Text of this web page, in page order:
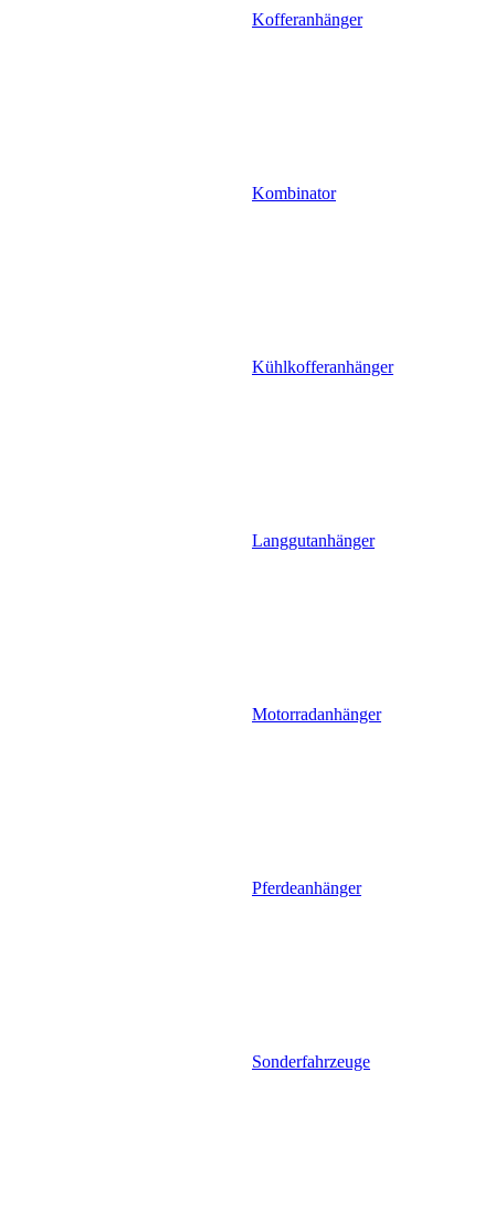
Kofferanhänger
Kombinator
Kühlkofferanhänger
Langgutanhänger
Motorradanhänger
Pferdeanhänger
Sonderfahrzeuge